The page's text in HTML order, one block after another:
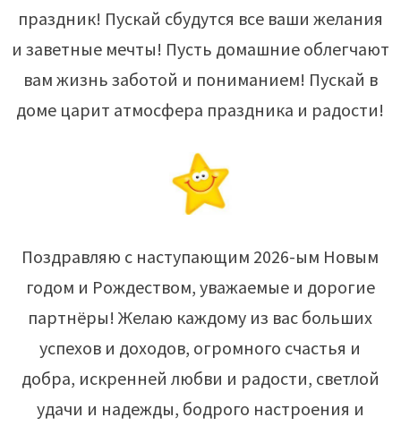
праздник! Пускай сбудутся все ваши желания
и заветные мечты! Пусть домашние облегчают
вам жизнь заботой и пониманием! Пускай в
доме царит атмосфера праздника и радости!
Поздравляю с наступающим 2026-ым Новым
годом и Рождеством, уважаемые и дорогие
партнёры! Желаю каждому из вас больших
успехов и доходов, огромного счастья и
добра, искренней любви и радости, светлой
удачи и надежды, бодрого настроения и